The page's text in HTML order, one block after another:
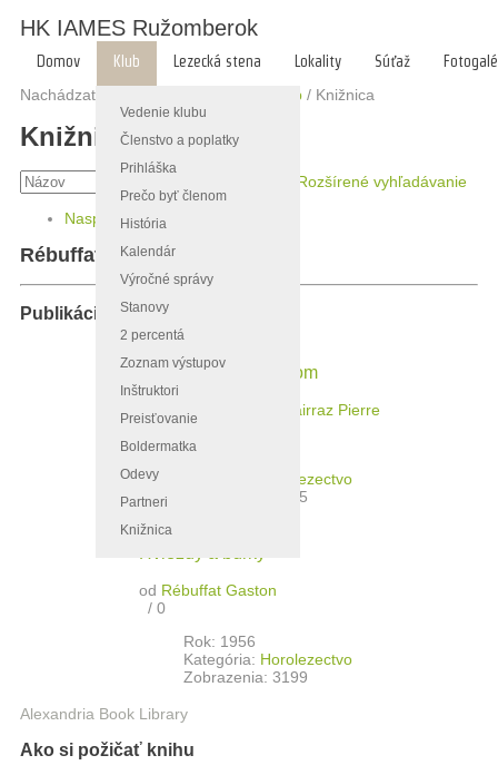
HK IAMES Ružomberok
Domov Klub
Vedenie klubu
Členstvo a poplatky
Prihláška
Prečo byť členom
História
Kalendár
Výročné správy
Stanovy
2 percentá
Zoznam výstupov
Inštruktori
Preisťovanie
Boldermatka
Odevy
Partneri
Knižnica
Lezecká stena Lokality Súťaž
Nachádzate sa tu:
Klub / Knižnica
Knižnica
Rozšírené vyhľadávanie
Naspäť »
Rébuffat Gaston
Publikácie od rovnakého autora
Medzi zemou a nebom
od Rébuffat Gaston
Tairraz Pierre
/0
Horolezectvo
Zobrazenia: 2595
od Rébuffat Gaston
/ 0
Rok: 1956
Kategória: Horolezectvo
Zobrazenia: 3199
Alexandria Book Library
Ako si požičať knihu